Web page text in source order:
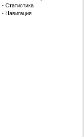
· Статистика
· Навигация